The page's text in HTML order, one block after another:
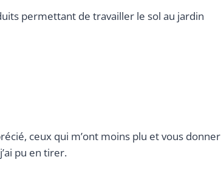
permettant de travailler le sol au jardin
ceux qui m’ont moins plu et vous donner
pu en tirer.